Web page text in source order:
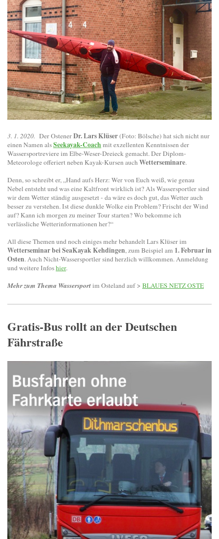
3. 1. 2020. Der OstenerDr. Lars Klüser(Foto: Bölsche) hat sich nicht nur
einen Namen alsSeekayak-Coach mit exzellenten Kenntnissen der
Wassersportreviere im Elbe-Weser-Dreieck gemacht. Der Diplom-
Meteorologe offeriert neben Kayak-Kursen auch Wetterseminare.
Denn, so schreibt er, „Hand aufs Herz: Wer von Euch weiß, wie genau
Nebel entsteht und was eine Kaltfront wirklich ist? Als Wassersportler sind
wir dem Wetter ständig ausgesetzt - da wäre es doch gut, das Wetter auch
besser zu verstehen. Ist diese dunkle Wolke ein Problem? Frischt der Wind
auf? Kann ich morgen zu meiner Tour starten? Wo bekomme ich
verlässliche Wetterinformationen her?“
All diese Themen und noch einiges mehr behandelt Lars Klüser im
Wetterseminar bei SeaKayak Kehdingen, zum Beispiel am 1. Februar in
Osten. Auch Nicht-Wassersportler sind herzlich willkommen. Anmeldung
und weitere Infoshier.
Mehr zum Thema Wassersportim Osteland auf > BLAUES NETZ OSTE
Gratis-Bus rollt an der Deutschen
Fährstraße